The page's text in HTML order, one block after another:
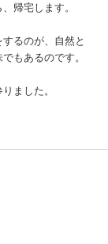
帰宅します。
るのが、自然と
もあるのです。
ました。